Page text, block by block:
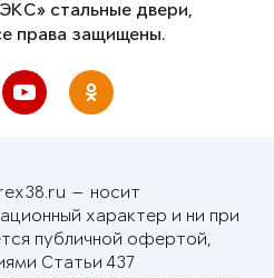
стальные двери,
права защищены.
— носит
характер и ни при
публичной офертой,
Статьи 437